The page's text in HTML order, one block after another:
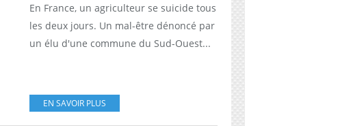
En France, un agriculteur se suicide tous
les deux jours. Un mal-être dénoncé par
un élu d'une commune du Sud-Ouest...
EN SAVOIR PLUS